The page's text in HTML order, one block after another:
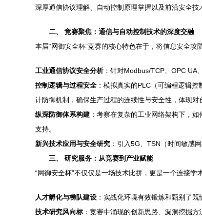
深厚通信协议理解、自动控制原理掌握以及前沿安全
二、 竞赛聚焦：通信与自动控制技术的深度交融
本届“网御安全杯”竞赛的核心特色在于，将信息安全
工业通信协议安全分析：针对Modbus/TCP、OPC UA
控制逻辑与过程安全 ：模拟真实的PLC（可编程逻辑
计防御机制，确保生产过程的连续性与安全性，体现对
纵深防御体系构建 ：考察在复杂的工业网络架构下，
支持。
新兴技术应用与安全研究 ：引入5G、TSN（时间敏感
三、 研究服务：从竞赛到产业赋能
“网御安全杯”不仅仅是一场技术比拼，更是一个连接
人才孵化与梯队建设 ：实战化环境有效锻炼和甄别了
技术研究风向标 ：竞赛中涌现的创新思路、漏洞挖掘